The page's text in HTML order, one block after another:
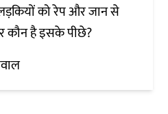
को रेप और जान से
कौन है इसके पीछे?